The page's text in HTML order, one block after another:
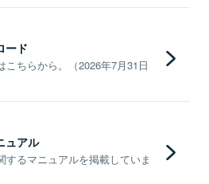
ード
ちらから。（2026年7月31日
ュアル
るマニュアルを掲載していま